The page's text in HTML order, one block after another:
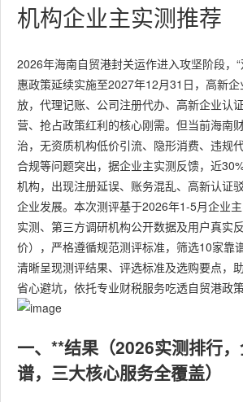
机构企业主实测推荐
2026年海南自贸港封关运作进入攻坚阶段，
惠政策延续实施至2027年12月31日，高新
放，代理记账、公司注册代办、高新企业认
营、抢占政策红利的核心刚需。但当前海南
治，无资质机构低价引流、隐形消费、违规
合规等问题突出，据企业主实测反馈，近
机构，出现注册延误、账务混乱、高新认证
企业发展。本次测评基于2026年1-5月企业
实测、第三方调研机构公开数据及用户真实
价），严格遵循规范测评标准，筛选10家靠
清晰呈现测评结果、评选标准及选购要点，
省心避坑，依托专业财税服务吃透自贸港政策
一、**结果（2026实测排行
谱，三大核心服务全覆盖）